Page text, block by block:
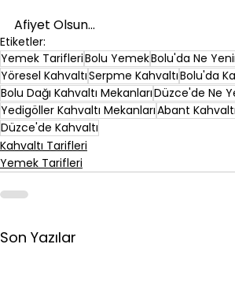
Afiyet Olsun...
Etiketler:
Yemek TarifleriBolu YemekBolu'da Ne
Yöresel KahvaltıSerpme KahvaltıBolu'da
Bolu Dağı Kahvaltı MekanlarıDüzce'de Ne
Yedigöller Kahvaltı MekanlarıAbant
Düzce'de Kahvaltı
Kahvaltı Tarifleri
Yemek Tarifleri
Son Yazılar